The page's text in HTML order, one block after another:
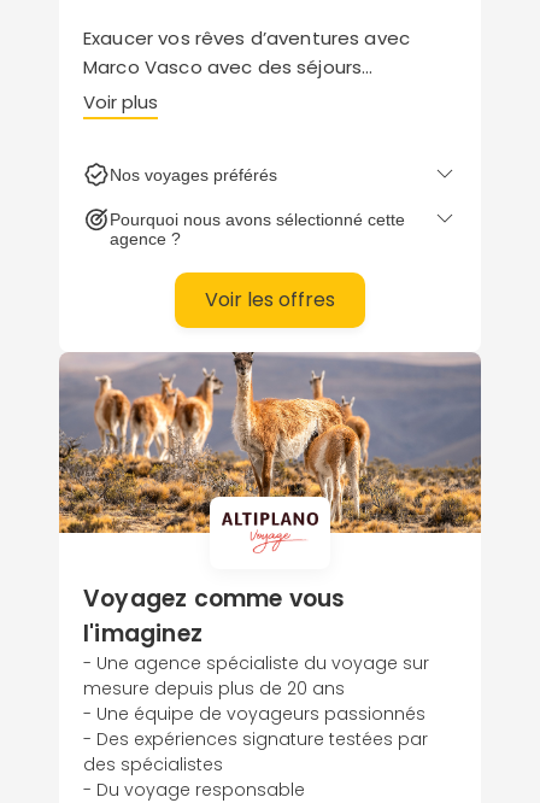
Exaucer vos rêves d’aventures avec
Marco Vasco avec des séjours
entièrement sur mesure. Partage,
convivialité et rencontres humaines,
Bolivie est une destination d'exception
avec des sites riches en histoire, des
paysages inoubliables avec des
rencontres fortes en émotions.
Voir plus
Nos voyages préférés
Pourquoi nous avons sélectionné cette
agence ?
Voir les offres
Voyagez comme vous
l'imaginez
- Une agence spécialiste du voyage sur
mesure depuis plus de 20 ans
- Une équipe de voyageurs passionnés
- Des expériences signature testées par
des spécialistes
- Du voyage responsable